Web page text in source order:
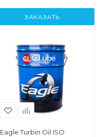
ЗАКАЗАТЬ
Eagle Turbin Oil ISO